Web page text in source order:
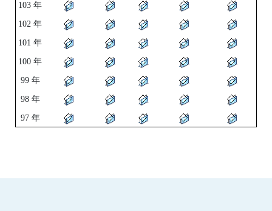
103 年
102 年
101 年
100 年
99 年
98 年
97 年